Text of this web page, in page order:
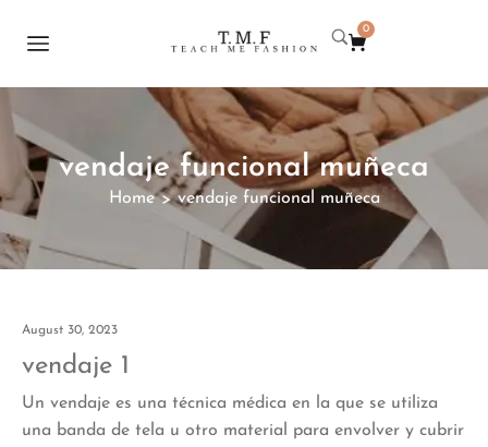
0
vendaje funcional muñeca
Home > vendaje funcional muñeca
August 30, 2023
vendaje 1
Un vendaje es una técnica médica en la que se utiliza
una banda de tela u otro material para envolver y cubrir